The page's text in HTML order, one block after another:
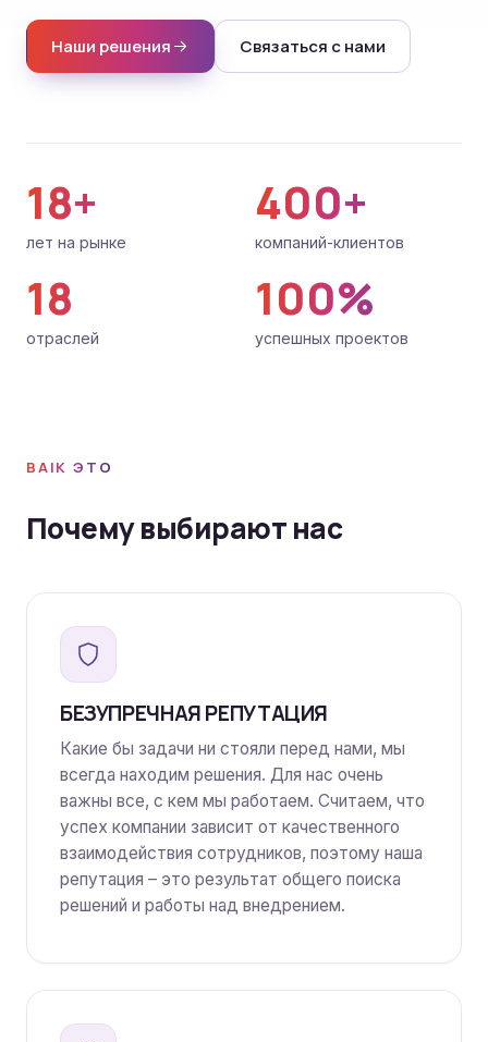
Наши решения Связаться с нами
18+
лет на рынке
400+
компаний-клиентов
18
отраслей
100%
успешных проектов
BAIK ЭТО
Почему выбирают нас
БЕЗУПРЕЧНАЯ РЕПУТАЦИЯ
Какие бы задачи ни стояли перед нами, мы
всегда находим решения. Для нас очень
важны все, с кем мы работаем. Считаем, что
успех компании зависит от качественного
взаимодействия сотрудников, поэтому наша
репутация – это результат общего поиска
решений и работы над внедрением.